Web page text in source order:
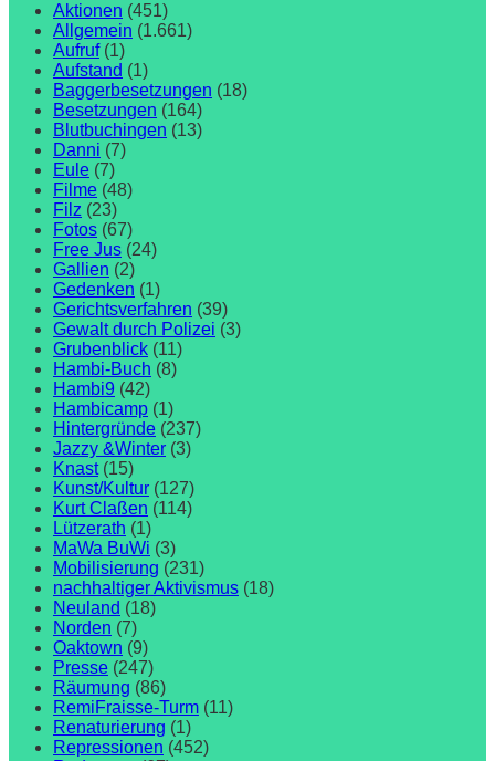
Aktionen (451)
Allgemein (1.661)
Aufruf (1)
Aufstand (1)
Baggerbesetzungen (18)
Besetzungen (164)
Blutbuchingen (13)
Danni (7)
Eule (7)
Filme (48)
Filz (23)
Fotos (67)
Free Jus (24)
Gallien (2)
Gedenken (1)
Gerichtsverfahren (39)
Gewalt durch Polizei (3)
Grubenblick (11)
Hambi-Buch (8)
Hambi9 (42)
Hambicamp (1)
Hintergründe (237)
Jazzy &Winter (3)
Knast (15)
Kunst/Kultur (127)
Kurt Claßen (114)
Lützerath (1)
MaWa BuWi (3)
Mobilisierung (231)
nachhaltiger Aktivismus (18)
Neuland (18)
Norden (7)
Oaktown (9)
Presse (247)
Räumung (86)
RemiFraisse-Turm (11)
Renaturierung (1)
Repressionen (452)